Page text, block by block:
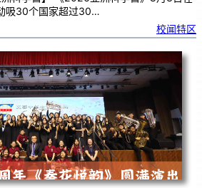
吸30个国家超过30…
校闻特区